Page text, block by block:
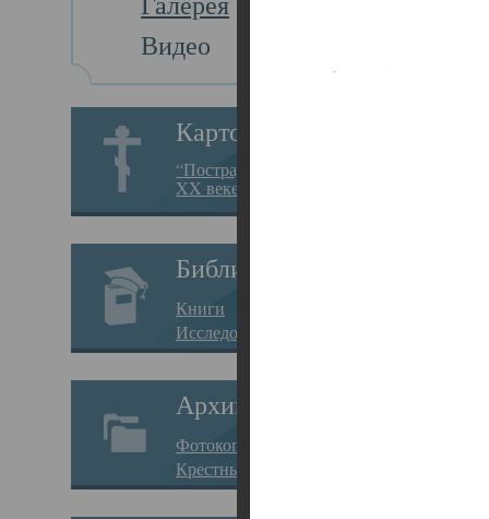
Видео
Картотека
“Пострадавшие за веру в
XX веке на Севере”
Библиотека
Книги
Исследования
Архив
Фотокопии дел
Крестные ходы